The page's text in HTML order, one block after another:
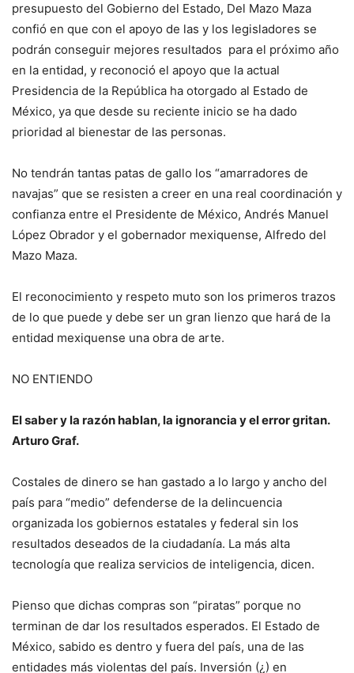
presupuesto del Gobierno del Estado, Del Mazo Maza
confió en que con el apoyo de las y los legisladores se
podrán conseguir mejores resultados para el próximo año
en la entidad, y reconoció el apoyo que la actual
Presidencia de la República ha otorgado al Estado de
México, ya que desde su reciente inicio se ha dado
prioridad al bienestar de las personas.
No tendrán tantas patas de gallo los “amarradores de
navajas” que se resisten a creer en una real coordinación y
confianza entre el Presidente de México, Andrés Manuel
López Obrador y el gobernador mexiquense, Alfredo del
Mazo Maza.
El reconocimiento y respeto muto son los primeros trazos
de lo que puede y debe ser un gran lienzo que hará de la
entidad mexiquense una obra de arte.
NO ENTIENDO
El saber y la razón hablan, la ignorancia y el error gritan.
Arturo Graf.
Costales de dinero se han gastado a lo largo y ancho del
país para “medio” defenderse de la delincuencia
organizada los gobiernos estatales y federal sin los
resultados deseados de la ciudadanía. La más alta
tecnología que realiza servicios de inteligencia, dicen.
Pienso que dichas compras son “piratas” porque no
terminan de dar los resultados esperados. El Estado de
México, sabido es dentro y fuera del país, una de las
entidades más violentas del país. Inversión (¿) en